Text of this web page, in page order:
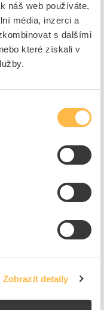
náš web používáte,
média, inzerci a
s dalšími
které získali v
Zobrazit detaily
1 066,35 Kč/ks
kabelový
1 333,77 Kč/ks
do košíku